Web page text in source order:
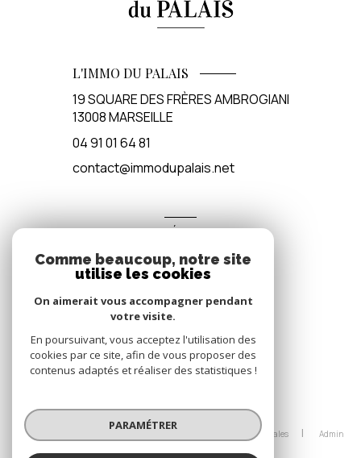
L'IMMO DU PALAIS
19 SQUARE DES FRÈRES AMBROGIANI
13008MARSEILLE
04 91 01 64 81
contact@immodupalais.net
ADHÉRENTS
Nous adhérons
© 2026 | Tous droits réservés
Mentions légales
Admin
Comme beaucoup, notre site
utilise les cookies
On aimerait vous accompagner pendant
votre visite.
En poursuivant, vous acceptez l'utilisation des
cookies par ce site, afin de vous proposer des
contenus adaptés et réaliser des statistiques !
PARAMÉTRER